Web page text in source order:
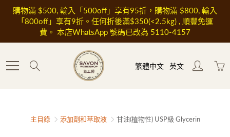
Skip
Content
購物滿 $500, 輸入「500off」享有95折，購物滿 $800, 輸入
「800off」享有9折。任何折後滿$350(<2.5kg) , 順豐免運
費。 本店WhatsApp 號碼已改為 5110-4157
繁體中文 英文
主目錄 添加劑和萃取液 甘油(植物性) USP級 Glycerin